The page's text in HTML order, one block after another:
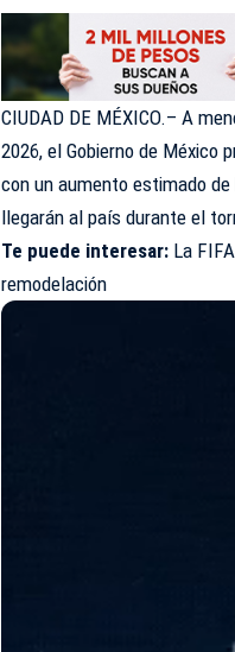
CIUDAD DE MÉXICO.– A
2026, el Gobierno de
con un aumento estimado
llegarán al país durante el
Te puede interesar: La
remodelación